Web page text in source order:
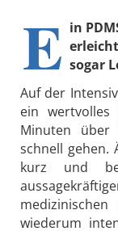
E in
sogar
Auf der
ein
Minuten
schnell gehen.
kurz und
wiederum